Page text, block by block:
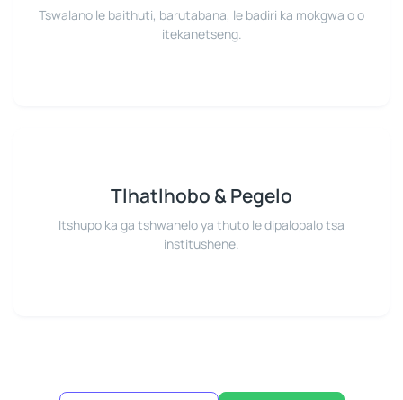
Tswalano le baithuti, barutabana, le badiri ka mokgwa o o
itekanetseng.
Tlhatlhobo & Pegelo
Itshupo ka ga tshwanelo ya thuto le dipalopalo tsa
institushene.